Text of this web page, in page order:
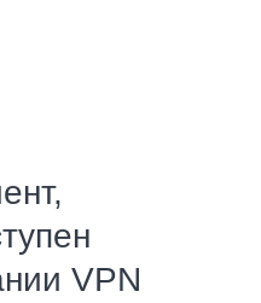
VPN